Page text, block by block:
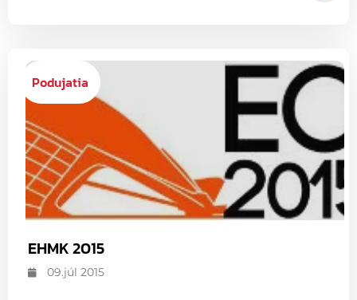
Podujatia
EHMK 2015
09.júl 2015